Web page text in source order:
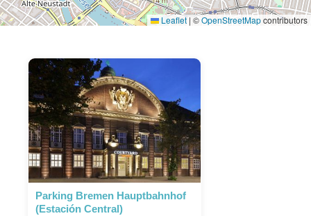
Leaflet|©OpenStreetMapcontributors
Parking Bremen Hauptbahnhof
(Estación Central)